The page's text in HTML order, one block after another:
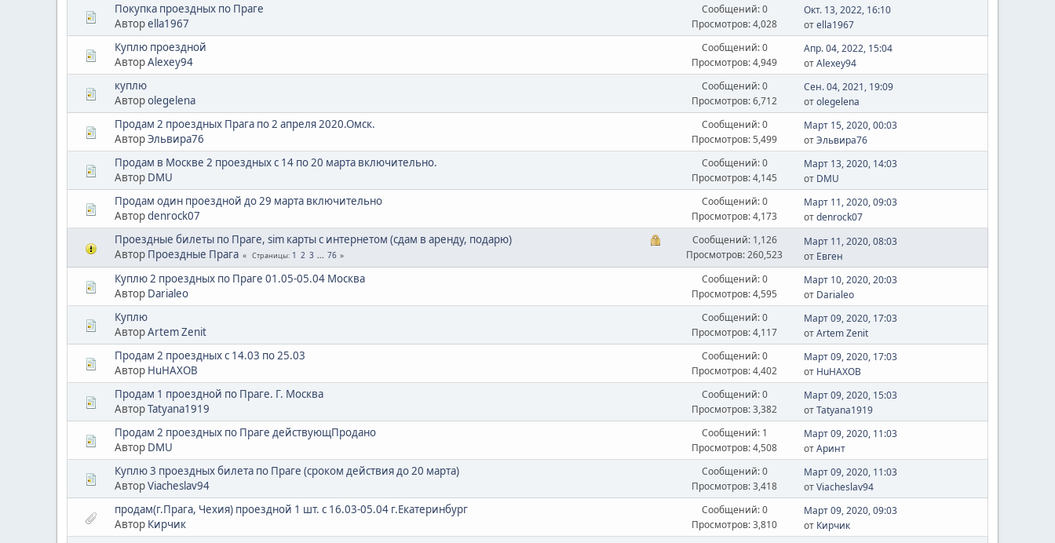
Покупка проездных по Праге
Авторella1967
Сообщений: 0
Просмотров: 4,028
Окт. 13, 2022, 16:10
отella1967
Куплю проездной
АвторAlexey94
Сообщений: 0
Просмотров: 4,949
Апр. 04, 2022, 15:04
отAlexey94
куплю
Авторolegelena
Сообщений: 0
Просмотров: 6,712
Сен. 04, 2021, 19:09
отolegelena
Продам 2 проездных Прага по 2 апреля 2020.Омск.
АвторЭльвира76
Сообщений: 0
Просмотров: 5,499
Март 15, 2020, 00:03
отЭльвира76
Продам в Москве 2 проездных с 14 по 20 марта включительно.
Автор DMU
Сообщений: 0
Просмотров: 4,145
Март 13, 2020, 14:03
от DMU
Продам один проездной до 29 марта включительно
Авторdenrock07
Сообщений: 0
Просмотров: 4,173
Март 11, 2020, 09:03
отdenrock07
Проездные билеты по Праге, sim карты с интернетом (сдам в аренду, подарю)
Автор Проездные Прага Страницы 1 2 3 ... 76
Сообщений: 1,126
Просмотров: 260,523
Март 11, 2020, 08:03
от Евген
Куплю 2 проездных по Праге 01.05-05.04 Москва
Автор Darialeo
Сообщений: 0
Просмотров: 4,595
Март 10, 2020, 20:03
от Darialeo
Куплю
АвторArtem Zenit
Сообщений: 0
Просмотров: 4,117
Март 09, 2020, 17:03
отArtem Zenit
Продам 2 проездных с 14.03 по 25.03
Автор HuHAXOB
Сообщений: 0
Просмотров: 4,402
Март 09, 2020, 17:03
от HuHAXOB
Продам 1 проездной по Праге. Г. Москва
АвторTatyana1919
Сообщений: 0
Просмотров: 3,382
Март 09, 2020, 15:03
отTatyana1919
Продам 2 проездных по Праге действующПродано
Автор DMU
Сообщений: 1
Просмотров: 4,508
Март 09, 2020, 11:03
отАринт
Куплю 3 проездных билета по Праге (сроком действия до 20 марта)
АвторViacheslav94
Сообщений: 0
Просмотров: 3,418
Март 09, 2020, 11:03
отViacheslav94
продам(г.Прага, Чехия) проездной 1 шт. с 16.03-05.04 г.Екатеринбург
Автор Кирчик
Сообщений: 0
Просмотров: 3,810
Март 09, 2020, 09:03
от Кирчик